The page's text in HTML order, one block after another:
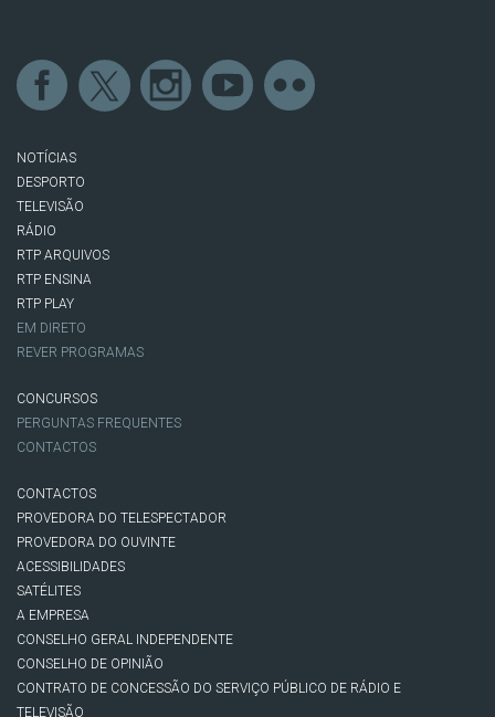
NOTÍCIAS
DESPORTO
TELEVISÃO
RÁDIO
RTP ARQUIVOS
RTP ENSINA
RTP PLAY
EM DIRETO
REVER PROGRAMAS
CONCURSOS
PERGUNTAS FREQUENTES
CONTACTOS
CONTACTOS
PROVEDORA DO TELESPECTADOR
PROVEDORA DO OUVINTE
ACESSIBILIDADES
SATÉLITES
A EMPRESA
CONSELHO GERAL INDEPENDENTE
CONSELHO DE OPINIÃO
CONTRATO DE CONCESSÃO DO SERVIÇO PÚBLICO DE RÁDIO E
TELEVISÃO